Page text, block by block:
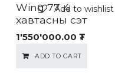
Wing 77 4
хавтасны сэт
1'550'000.00 ₮
ADD TO CART
Add to wishlist